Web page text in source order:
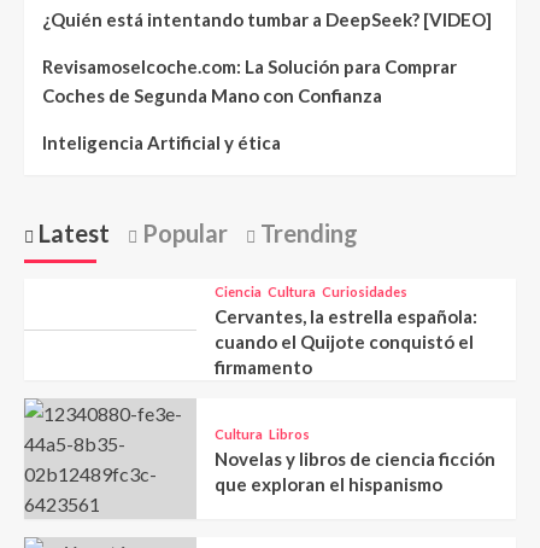
¿Quién está intentando tumbar a DeepSeek? [VIDEO]
Revisamoselcoche.com: La Solución para Comprar
Coches de Segunda Mano con Confianza
Inteligencia Artificial y ética
Latest Popular Trending
Ciencia Cultura Curiosidades
Cervantes, la estrella española:
cuando el Quijote conquistó el
firmamento
Cultura Libros
Novelas y libros de ciencia ficción
que exploran el hispanismo